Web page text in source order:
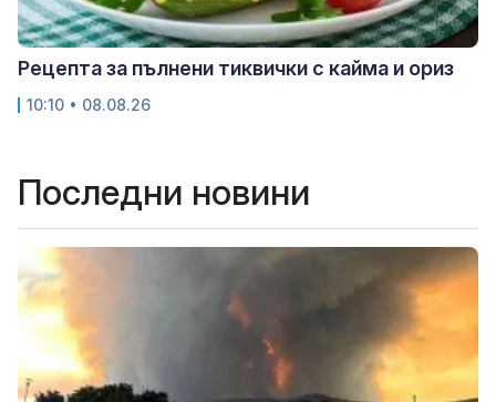
Рецепта за пълнени тиквички с кайма и ориз
10:10 • 08.08.26
Последни новини